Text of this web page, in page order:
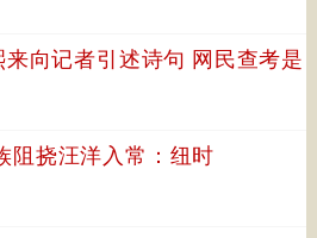
向记者引述诗句 网民查考是
阻挠汪洋入常：纽时